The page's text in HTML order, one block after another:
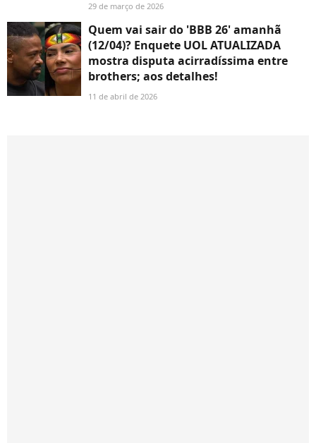
29 de março de 2026
Quem vai sair do 'BBB 26' amanhã
(12/04)? Enquete UOL ATUALIZADA
mostra disputa acirradíssima entre
brothers; aos detalhes!
11 de abril de 2026